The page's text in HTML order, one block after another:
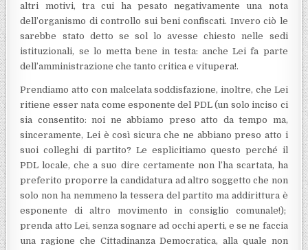
altri motivi, tra cui ha pesato negativamente una nota
dell’organismo di controllo sui beni confiscati. Invero ciò le
sarebbe stato detto se sol lo avesse chiesto nelle sedi
istituzionali, se lo metta bene in testa: anche Lei fa parte
dell’amministrazione che tanto critica e vitupera!.
Prendiamo atto con malcelata soddisfazione, inoltre, che Lei
ritiene esser nata come esponente del PDL (un solo inciso ci
sia consentito: noi ne abbiamo preso atto da tempo ma,
sinceramente, Lei è così sicura che ne abbiano preso atto i
suoi colleghi di partito? Le esplicitiamo questo perché il
PDL locale, che a suo dire certamente non l’ha scartata, ha
preferito proporre la candidatura ad altro soggetto che non
solo non ha nemmeno la tessera del partito ma addirittura è
esponente di altro movimento in consiglio comunale!);
prenda atto Lei, senza sognare ad occhi aperti, e se ne faccia
una ragione che Cittadinanza Democratica, alla quale non